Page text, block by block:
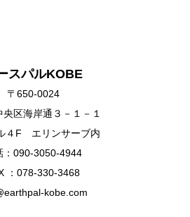
スパルKOBE
〒650-0024
区海岸通３－１－１
４F エリンサーブ内
：090-3050-4944
：078-330-3468
kobe.com